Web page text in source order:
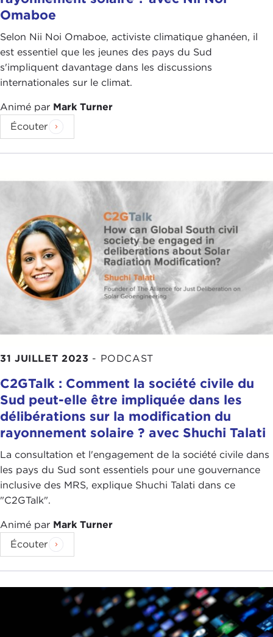
Omaboe
Selon Nii Noi Omaboe, activiste climatique ghanéen, il
est essentiel que les jeunes des pays du Sud
s'impliquent davantage dans les discussions
internationales sur le climat.
Animé par Mark Turner
Écouter
31 JUILLET 2023 - PODCAST
C2GTalk : Comment la société civile du
Sud peut-elle être impliquée dans les
délibérations sur la modification du
rayonnement solaire ? avec Shuchi Talati
La consultation et l'engagement de la société civile dans
les pays du Sud sont essentiels pour une gouvernance
inclusive des MRS, explique Shuchi Talati dans ce
"C2GTalk".
Animé par Mark Turner
Écouter